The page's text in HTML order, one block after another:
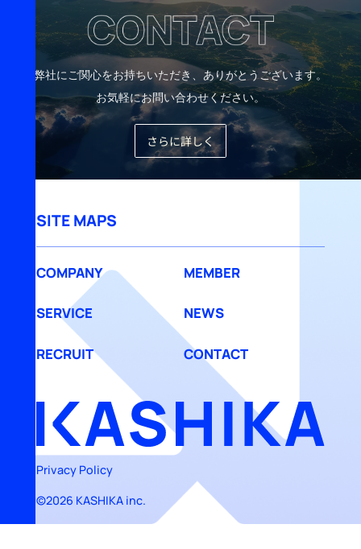
弊社にご関心をお持ちいただき、ありがとうございます。
お気軽にお問い合わせください。
さらに詳しく
SITE MAPS
COMPANY MEMBER
SERVICE NEWS
RECRUIT CONTACT
©2026 KASHIKA inc.
Privacy Policy